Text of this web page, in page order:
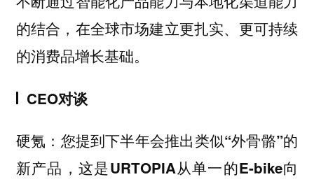
的结合，在全球市场建立更扎实、更可持续
的消费品增长基础。
CEO对谈
硬氪：您提到下半年会推出类似“外骨骼”的
新产品，这是URTOPIA从单一的E-bike向